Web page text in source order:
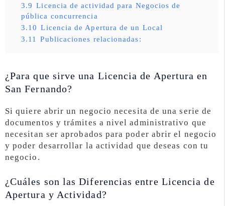
3.9 Licencia de actividad para Negocios de
pública concurrencia
3.10 Licencia de Apertura de un Local
3.11
Publicaciones relacionadas:
¿Para que sirve una Licencia de Apertura en
San Fernando?
Si quiere abrir un negocio necesita de una serie de
documentos y trámites a nivel administrativo que
necesitan ser aprobados para poder abrir el negocio
y poder desarrollar la actividad que deseas con tu
negocio.
¿Cuáles son las Diferencias entre Licencia de
Apertura y Actividad?